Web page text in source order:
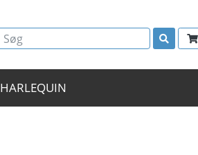
HARLEQUIN